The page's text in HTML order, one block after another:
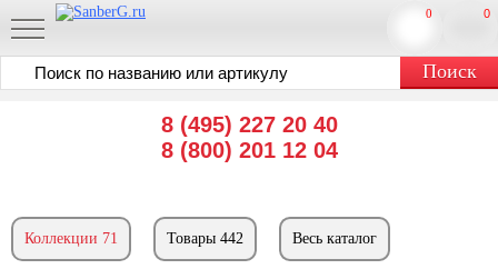
8 (495) 227 20 40
8 (800) 201 12 04
0
0
Коллекции 71 Товары 442 Весь каталог